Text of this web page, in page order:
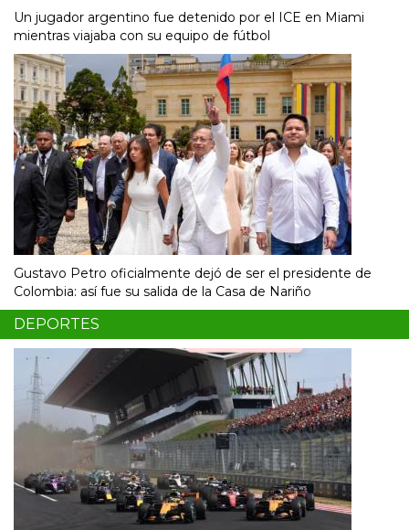
Un jugador argentino fue detenido por el ICE en Miami
mientras viajaba con su equipo de fútbol
Gustavo Petro oficialmente dejó de ser el presidente de
Colombia: así fue su salida de la Casa de Nariño
DEPORTES